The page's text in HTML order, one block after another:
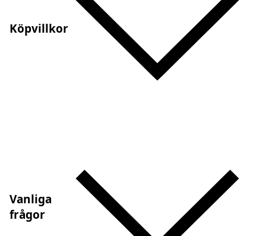
Köpvillkor
Vanliga
frågor